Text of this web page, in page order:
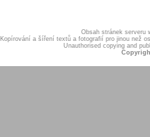
Obsah stránek serveru
Kopírování a šíření textů a fotografií pro jinou než
Unauthorised copying and